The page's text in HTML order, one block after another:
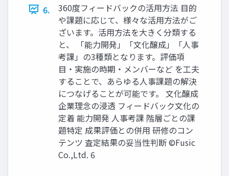
6.
360度フィードバックの活用方法 目的
や課題に応じて、様々な活用方法がご
ざいます。活用方法を大きく分類する
と、 「能力開発」「文化醸成」「人事
考課」の3種類となります。評価項
目・実施の時期・メンバーなど を工夫
することで、あらゆる人事課題の解決
につなげることが可能です。 文化醸成
企業理念の浸透 フィードバック文化の
定着 能力開発 人事考課 階層ごとの課
題特定 成果評価との併用 研修のコン
テンツ 査定結果の妥当性判断 ©️Fusic
Co.,Ltd. 6